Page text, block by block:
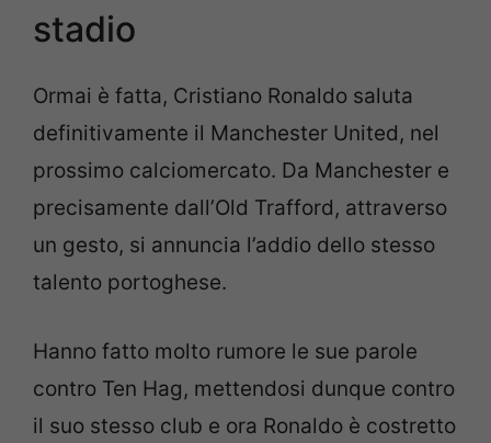
stadio
Ormai è fatta, Cristiano Ronaldo saluta
definitivamente il Manchester United, nel
prossimo calciomercato. Da Manchester e
precisamente dall’Old Trafford, attraverso
un gesto, si annuncia l’addio dello stesso
talento portoghese.
Hanno fatto molto rumore le sue parole
contro Ten Hag, mettendosi dunque contro
il suo stesso club e ora Ronaldo è costretto